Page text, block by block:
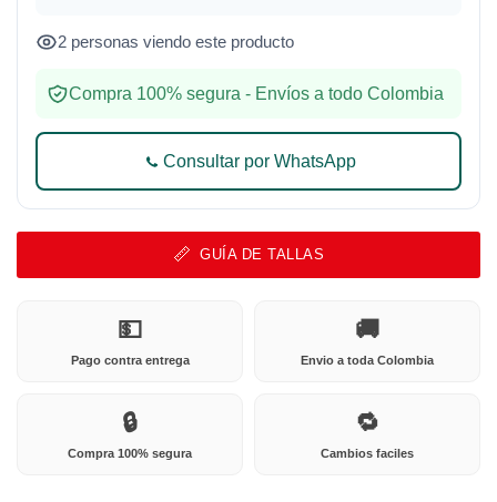
2 personas viendo este producto
Compra 100% segura - Envíos a todo Colombia
Consultar por WhatsApp
GUÍA DE TALLAS
💵
Pago contra entrega
🚚
Envio a toda Colombia
🔒
Compra 100% segura
🔁
Cambios faciles